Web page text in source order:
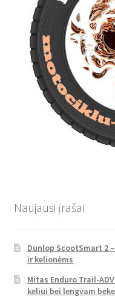
Naujausi įrašai
Dunlop ScootSmart 2
ir kelionėms
Mitas Enduro Trail-
keliui bei lengvam